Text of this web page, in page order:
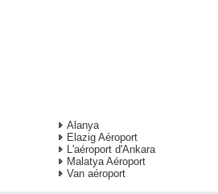
Alanya
Elazig Aéroport
L'aéroport d'Ankara
Malatya Aéroport
Van aéroport